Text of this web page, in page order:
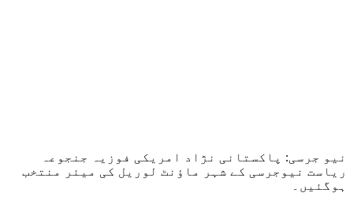
نیو جرسی: پاکستانی نژاد امریکی فوزیہ جنجوعہ
ریاست نیوجرسی کے شہر ماؤنٹ لوریل کی میئر منتخب
ہوگئیں۔